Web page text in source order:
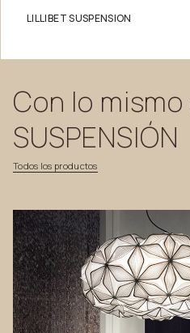
LILLIBET SUSPENSION
Todos los productos
Con lo mismo
SUSPENSIÓN